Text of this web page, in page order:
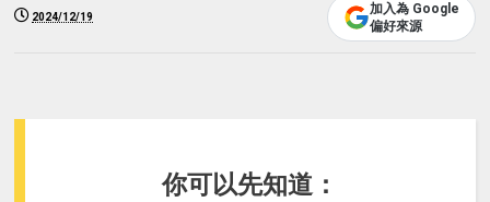
2024/12/19
加入為 Google
偏好來源
你可以先知道：